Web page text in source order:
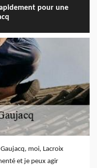
pour une
moi, Lacroix
et je peux agir